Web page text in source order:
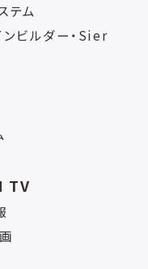
テム
ンビルダー・Sier
TV